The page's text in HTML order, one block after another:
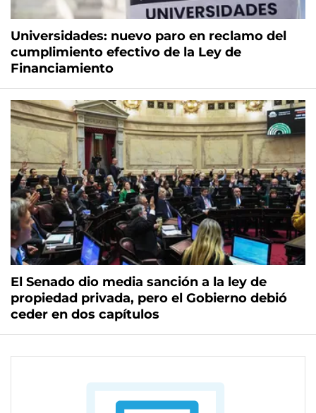
Universidades: nuevo paro en reclamo del
cumplimiento efectivo de la Ley de
Financiamiento
El Senado dio media sanción a la ley de
propiedad privada, pero el Gobierno debió
ceder en dos capítulos